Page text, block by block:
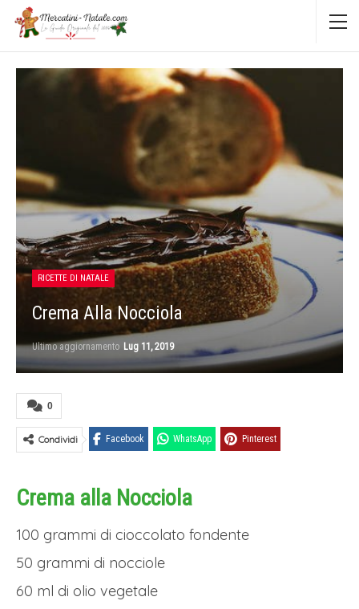
RICETTE DI NATALE
Crema Alla Nocciola
Ultimo aggiornamento Lug 11, 2019
0
Condividi Facebook WhatsApp Pinterest
Crema alla Nocciola
100 grammi di cioccolato fondente
50 grammi di nocciole
60 ml di olio vegetale